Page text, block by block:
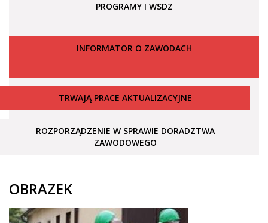
PROGRAMY I WSDZ
INFORMATOR O ZAWODACH
TRWAJĄ PRACE AKTUALIZACYJNE
ROZPORZĄDZENIE W SPRAWIE DORADZTWA
ZAWODOWEGO
OBRAZEK